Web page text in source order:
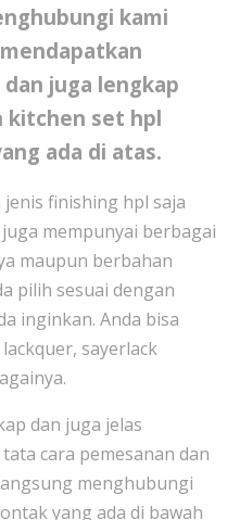
kami
juga lengkap
kitchen set hpl
ada di atas.
finishing hpl saja
mempunyai berbagai
maupun berbahan
pilih sesuai dengan
inginkan. Anda bisa
sayerlack
dan juga jelas
cara pemesanan dan
menghubungi
yang ada di bawah